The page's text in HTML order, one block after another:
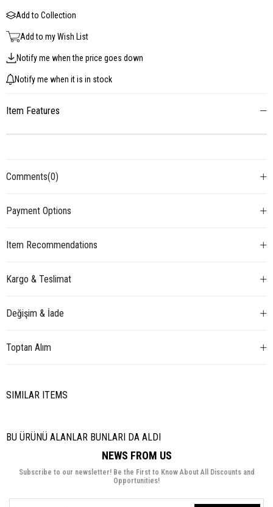
Add to Collection
Add to my Wish List
Notify me when the price goes down
Notify me when it is in stock
Item Features
Comments(0)
Payment Options
Item Recommendations
Kargo & Teslimat
Değişim & İade
Toptan Alım
SIMILAR ITEMS
BU ÜRÜNÜ ALANLAR BUNLARI DA ALDI
NEWS FROM US
Subscribe to our newsletter! Be the First to Know About All Discounts and
Opportunities!